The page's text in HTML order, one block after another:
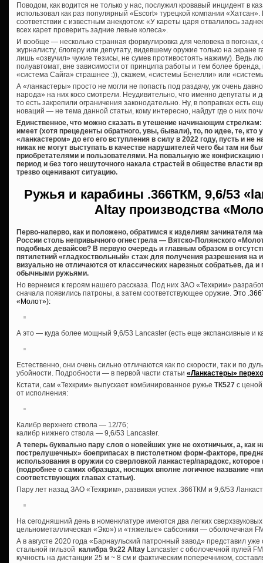
Поводом, как водится не только у нас, послужил кровавый инцидент в
использовал как раз популярный «Escort» турецкой компании «Хатсан».
соответствии с известным анекдотом: «У кареты царя отвалилось
всех карет проверить задние левые колеса».
И вообще — несколько странная формулировка для человека в
журналисту, блогеру или депутату, видевшему оружие только на экране
лишь «озвучил» чужие тезисы, не сумев противостоять нажиму). Ведь
полуавтомат, вне зависимости от принципа работы и тем более
«система Сайга» страшнее :)), скажем, «системы Бенелли» или
А «ланкастеры» просто не могли не попасть под раздачу, уж очень
народа» на них косо смотрели. Неудивительно, что именно депутаты и
то есть закрепили ограничения законодательно. Ну, в поправках есть
новаций — не тема данной статьи, кому интересно, найдут где о них
Единственное, что можно сказать в утешение начинающим
имеет (хотя прецеденты обратного, увы, бывали), то, по идее, те, кто
«ланкастером» до его его вступления в силу в 2022 году, пусть и не
никак не могут выступать в качестве нарушителей чего бы там ни
приобретателями и пользователями. На повальную же конфискацию
период и без того нешуточного накала страстей в обществе власти
трезво оценивают ситуацию.
Ружья и карабины .366ТКМ, 9,6/53
Altay производства
Перво-наперво, как и положено, обратимся к изделиям зачинателя
России столь непривычного огнестрела — Вятско-Полянского
подобных девайсов? В первую очередь и главным образом в
пятилетний «гладкоствольный» стаж для получения разрешения на
визуально не отличаются от классических нарезных собратьев, да
обычными ружьями.
Но вернемся к героям нашего рассказа. Под них ЗАО «Техкрим»
сначала появились патроны, а затем соответствующее оружие. Это
«Молот»):
А это — куда более мощный 9,6/53 Lancaster (есть еще экспансивные и
Естественно, они очень сильно отличаются как по скорости, так и по
убойности. Подробности — в первой части статьи «Ланкастеры»
Кстати, сам «Техкрим» выпускает комбинированное ружье ТК527 с
от исполнения:
Калибр верхнего ствола — 12/76;
калибр нижнего ствола — 9,6/53 Lancaster.
А теперь буквально пару слов о новейших уже не охотничьих, а, как
пострелушечных» боеприпасах в пистолетном форм-факторе,
использования в оружии со сверловкой ланкастер/парадокс,
(подробнее о самих образцах, носящих вполне логичное название
соответствующих главах статьи).
Пару лет назад ЗАО «Техкрим», развивая успех .366ТКМ и 9,6/53
На сегодняшний день в номенклатуре имеются два легких
цельнометаллическая «Эко») и «тяжелые» сабсоники — оболочечная
А в августе 2020 года «Барнаульский патронный завод» представил
стальной гильзой калибра 9х22 Altay Lancaster с оболочечной пулей
кучность на дистанции 25 м ~ 8 см и фактическим поперечником,